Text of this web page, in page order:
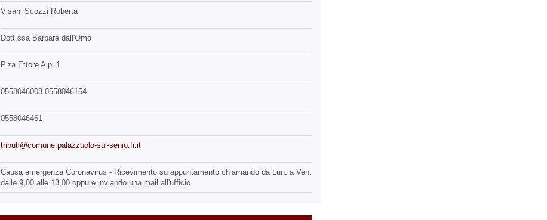
Visani Scozzi Roberta
Dott.ssa Barbara dall'Omo
P.za Ettore Alpi 1
0558046008-0558046154
0558046461
tributi@comune.palazzuolo-sul-senio.fi.it
Causa emergenza Coronavirus - Ricevimento su appuntamento chiamando da Lun. a Ven.
dalle 9,00 alle 13,00 oppure inviando una mail all'ufficio